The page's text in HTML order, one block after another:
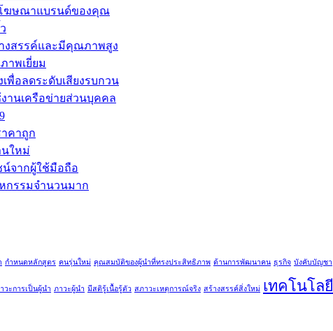
โฆษณาแบรนด์ของคุณ
างสรรค์และมีคุณภาพสูง
าพเยี่ยม
พื่อลดระดับเสียงรบกวน
านเครือข่ายส่วนบุคคล
คาถูก
นใหม่
น์จากผู้ใช้มือถือ
กรรมจำนวนมาก
กำหนดหลักสูตร คนรุ่นใหม่ คุณสมบัติของผู้นำที่ทรงประสิทธิภาพ ด้านการพัฒนาคน ธุรกิจ บังคับบัญชา
วะการเป็นผู้นำ ภาวะผู้นำ มีสติรู้เนื้อรู้ตัว สภาวะเหตุการณ์จริง สร้างสรรค์สิ่งใหม่ เทคโนโลยี